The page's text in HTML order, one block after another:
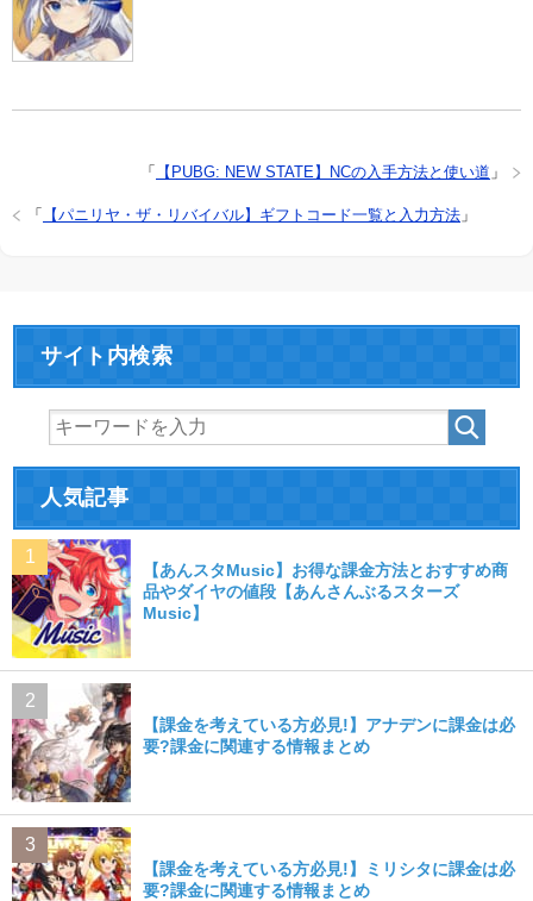
「 【PUBG: NEW STATE】NCの入手方法と使い道 」
「 【パニリヤ・ザ・リバイバル】ギフトコード一覧と入力方法 」
サイト内検索
人気記事
【あんスタMusic】お得な課金方法とおすすめ商
品やダイヤの値段【あんさんぶるスターズ
Music】
【課金を考えている方必見!】アナデンに課金は必
要?課金に関連する情報まとめ
【課金を考えている方必見!】ミリシタに課金は必
要?課金に関連する情報まとめ